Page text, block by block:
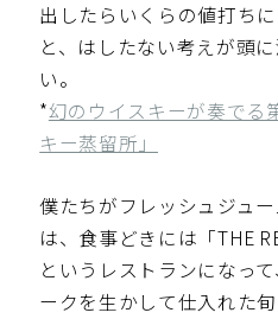
出したらいくらの値打ち
と、はしたない考えが頭
い。
*幻のウイスキーが奏でる
キー蒸留所」
僕たちがフレッシュジュ
は、食事どきには「THE
というレストランになっ
ークを生かして仕入れた